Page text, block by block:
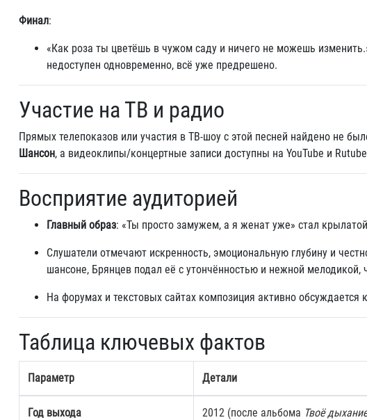
Финал:
«Как роза ты цветёшь в чужом саду и ничего не можешь
недоступен одновременно, всё уже предрешено.
Участие на ТВ и радио
Прямых телепоказов или участия в ТВ‑шоу с этой песней найдено не
Шансон, а видеоклипы/концертные записи доступны на YouTube и
Восприятие аудиторией
Главный образ: «Ты просто замужем, а я женат уже» стал
Слушатели отмечают искренность, эмоциональную глубину и
шансоне, Брянцев подал её с утончённостью и нежной мелодикой,
На форумах и текстовых сайтах композиция активно
Таблица ключевых фактов
Параметр Детали
Год выхода 2012 (после альбома Твоё дыхание